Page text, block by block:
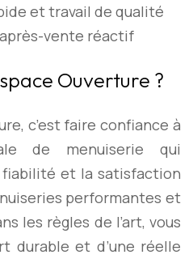
et travail de qualité
vente réactif
Ouverture ?
c’est faire confiance à
de menuiserie qui
et la satisfaction
performantes et
les règles de l’art, vous
durable et d’une réelle